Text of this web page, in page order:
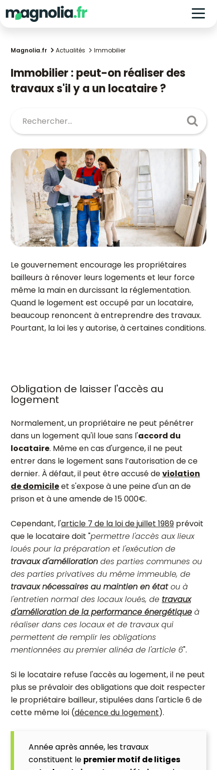
Magnolia.fr Actualités Immobilier
Immobilier : peut-on réaliser des
travaux s'il y a un locataire ?
Le gouvernement encourage les propriétaires
bailleurs à rénover leurs logements et leur force
même la main en durcissant la réglementation.
Quand le logement est occupé par un locataire,
beaucoup renoncent à entreprendre des travaux.
Pourtant, la loi les y autorise, à certaines conditions.
Obligation de laisser l'accès au
logement
Normalement, un propriétaire ne peut pénétrer
dans un logement qu'il loue sans l'accord du
locataire. Même en cas d'urgence, il ne peut
entrer dans le logement sans l’autorisation de ce
dernier. À défaut, il peut être accusé deviolation
de domicileet s'expose à une peine d'un an de
prison et à une amende de 15 000€.
Cependant, l'article 7 de la loi de juillet 1989 prévoit
que le locataire doit "permettre l'accès aux lieux
loués pour la préparation et l'exécution de
travaux d'amélioration des parties communes ou
des parties privatives du même immeuble, de
travaux nécessaires au maintien en étatou à
l'entretien normal des locaux loués, de travaux
d'amélioration de la performance énergétique à
réaliser dans ces locaux et de travaux qui
permettent de remplir les obligations
mentionnées au premier alinéa de l'article 6".
Si le locataire refuse l'accès au logement, il ne peut
plus se prévaloir des obligations que doit respecter
le propriétaire bailleur, stipulées dans l'article 6 de
cette même loi (décence du logement).
Année après année, les travaux
constituent le premier motif de litiges